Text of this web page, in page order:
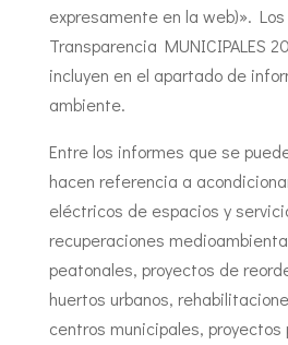
expresamente en la web)».
Transparencia MUNICIPALES
incluyen en el apartado de
ambiente.
Entre los informes que se
hacen referencia a
eléctricos de espacios y
recuperaciones
peatonales, proyectos de
huertos urbanos,
centros municipales, proyectos